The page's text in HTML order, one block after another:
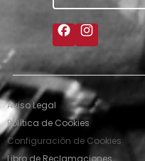
Aviso Legal
Política de Cookies
Configuración de Cookies